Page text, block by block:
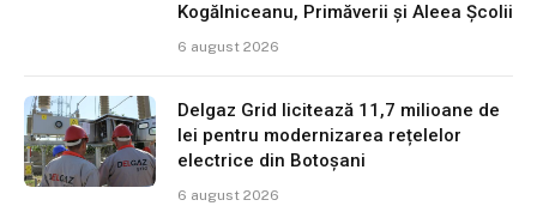
Kogălniceanu, Primăverii și Aleea Școlii
6 august 2026
Delgaz Grid licitează 11,7 milioane de
lei pentru modernizarea rețelelor
electrice din Botoșani
6 august 2026